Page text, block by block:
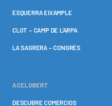
ESQUERRA EIXAMPLE
CLOT – CAMP DE L’ARPA
LA SAGRERA – CONGRÉS
ACELOBERT
DESCUBRE COMERCIOS